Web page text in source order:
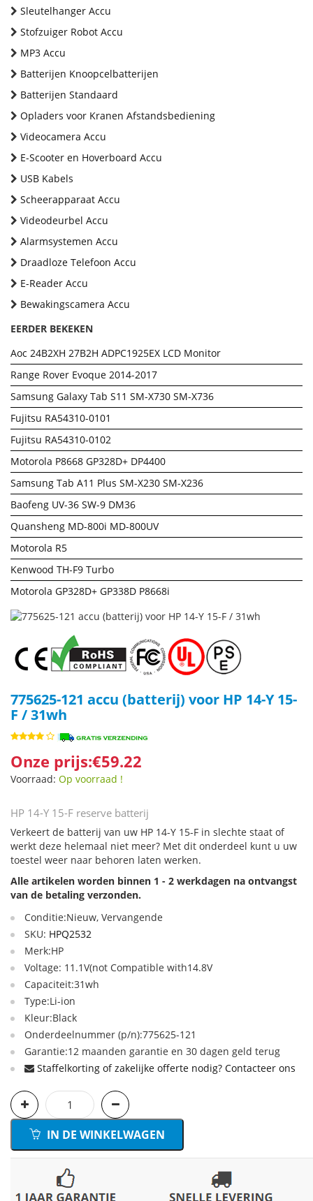
Sleutelhanger Accu
Stofzuiger Robot Accu
MP3 Accu
Batterijen Knoopcelbatterijen
Batterijen Standaard
Opladers voor Kranen Afstandsbediening
Videocamera Accu
E-Scooter en Hoverboard Accu
USB Kabels
Scheerapparaat Accu
Videodeurbel Accu
Alarmsystemen Accu
Draadloze Telefoon Accu
E-Reader Accu
Bewakingscamera Accu
EERDER BEKEKEN
Aoc 24B2XH 27B2H ADPC1925EX LCD Monitor
Range Rover Evoque 2014-2017
Samsung Galaxy Tab S11 SM-X730 SM-X736
Fujitsu RA54310-0101
Fujitsu RA54310-0102
Motorola P8668 GP328D+ DP4400
Samsung Tab A11 Plus SM-X230 SM-X236
Baofeng UV-36 SW-9 DM36
Quansheng MD-800i MD-800UV
Motorola R5
Kenwood TH-F9 Turbo
Motorola GP328D+ GP338D P8668i
775625-121 accu (batterij) voor HP 14-Y 15-
F / 31wh
Onze prijs:€59.22
Voorraad: Op voorraad !
HP 14-Y 15-F reserve batterij
Verkeert de batterij van uw HP 14-Y 15-F in slechte staat of
werkt deze helemaal niet meer? Met dit onderdeel kunt u uw
toestel weer naar behoren laten werken.
Alle artikelen worden binnen 1 - 2 werkdagen na ontvangst
van de betaling verzonden.
Conditie:Nieuw, Vervangende
SKU: HPQ2532
Merk:HP
Voltage: 11.1V(not Compatible with14.8V
Capaciteit:31wh
Type:Li-ion
Kleur:Black
Onderdeelnummer (p/n):775625-121
Garantie:12 maanden garantie en 30 dagen geld terug
Staffelkorting of zakelijke offerte nodig? Contacteer ons
IN DE WINKELWAGEN